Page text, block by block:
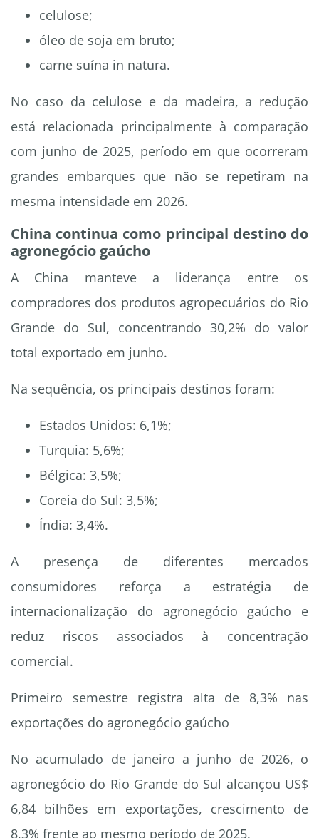
celulose;
óleo de soja em bruto;
carne suína in natura.
No caso da celulose e da madeira, a redução
está relacionada principalmente à comparação
com junho de 2025, período em que ocorreram
grandes embarques que não se repetiram na
mesma intensidade em 2026.
China continua como principal destino do
agronegócio gaúcho
A China manteve a liderança entre os
compradores dos produtos agropecuários do Rio
Grande do Sul, concentrando 30,2% do valor
total exportado em junho.
Na sequência, os principais destinos foram:
Estados Unidos: 6,1%;
Turquia: 5,6%;
Bélgica: 3,5%;
Coreia do Sul: 3,5%;
Índia: 3,4%.
A presença de diferentes mercados
consumidores reforça a estratégia de
internacionalização do agronegócio gaúcho e
reduz riscos associados à concentração
comercial.
Primeiro semestre registra alta de 8,3% nas
exportações do agronegócio gaúcho
No acumulado de janeiro a junho de 2026, o
agronegócio do Rio Grande do Sul alcançou US$
6,84 bilhões em exportações, crescimento de
8,3% frente ao mesmo período de 2025.